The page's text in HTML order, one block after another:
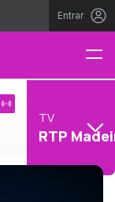
Entrar
TV
RTP